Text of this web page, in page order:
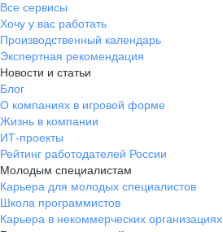
Все сервисы
Хочу у вас работать
Производственный календарь
Экспертная рекомендация
Новости и статьи
Блог
О компаниях в игровой форме
Жизнь в компании
ИТ-проекты
Рейтинг работодателей России
Молодым специалистам
Карьера для молодых специалистов
Школа программистов
Карьера в некоммерческих организациях